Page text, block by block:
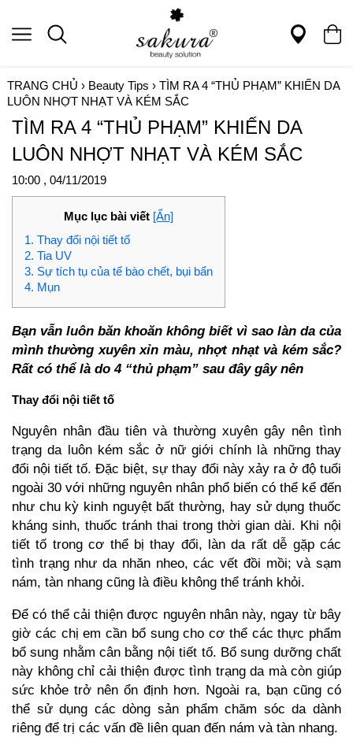
TRANG CHỦ › Beauty Tips › TÌM RA 4 “THỦ PHẠM” KHIẾN DA
LUÔN NHỢT NHẠT VÀ KÉM SẮC
TÌM RA 4 “THỦ PHẠM” KHIẾN DA
LUÔN NHỢT NHẠT VÀ KÉM SẮC
10:00 , 04/11/2019
Mục lục bài viết [Ẩn]
1. Thay đổi nội tiết tố
2. Tia UV
3. Sự tích tụ của tế bào chết, bụi bẩn
4. Mụn
Bạn vẫn luôn băn khoăn không biết vì sao làn da của
mình thường xuyên xỉn màu, nhợt nhạt và kém sắc?
Rất có thể là do 4 “thủ phạm” sau đây gây nên
Thay đổi nội tiết tố
Nguyên nhân đầu tiên và thường xuyên gây nên tình
trạng da luôn kém sắc ở nữ giới chính là những thay
đổi nội tiết tố. Đặc biệt, sự thay đổi này xảy ra ở độ tuổi
ngoài 30 với những nguyên nhân phổ biến có thể kể đến
như chu kỳ kinh nguyệt bất thường, hay sử dụng thuốc
kháng sinh, thuốc tránh thai trong thời gian dài. Khi nội
tiết tố trong cơ thể bị thay đổi, làn da rất dễ gặp các
tình trạng như da nhăn nheo, các vết đồi mồi; và sạm
nám, tàn nhang cũng là điều không thể tránh khỏi.
Để có thể cải thiện được nguyên nhân này, ngay từ bây
giờ các chị em cần bổ sung cho cơ thể các thực phẩm
bổ sung nhằm cân bằng nội tiết tố. Bổ sung dưỡng chất
này không chỉ cải thiện được tình trạng da mà còn giúp
sức khỏe trở nên ổn định hơn. Ngoài ra, bạn cũng có
thể sử dụng các dòng sản phẩm chăm sóc da dành
riêng để trị các vấn đề liên quan đến nám và tàn nhang.